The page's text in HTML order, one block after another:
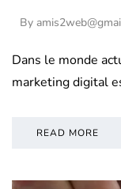
By
Dans le monde
marketing digital
READ MORE